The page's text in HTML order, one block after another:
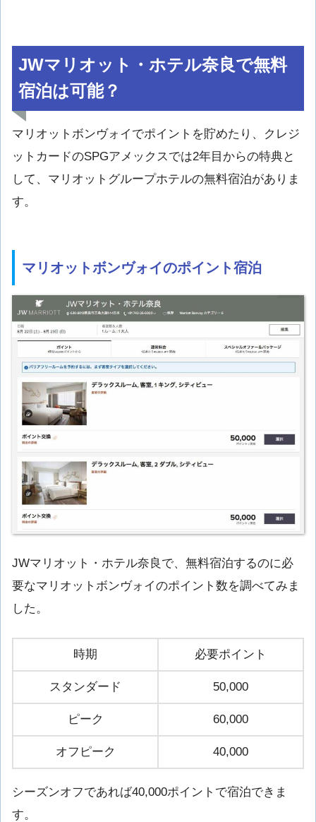
JWマリオット・ホテル奈良で無料
宿泊は可能？
マリオットボンヴォイでポイントを貯めたり、クレジ
ットカードのSPGアメックスでは2年目からの特典と
して、マリオットグループホテルの無料宿泊がありま
す。
マリオットボンヴォイのポイント宿泊
JWマリオット・ホテル奈良で、無料宿泊するのに必
要なマリオットボンヴォイのポイント数を調べてみま
した。
時期 必要ポイント
スタンダード 50,000
ピーク 60,000
オフピーク 40,000
シーズンオフであれば40,000ポイントで宿泊できま
す。